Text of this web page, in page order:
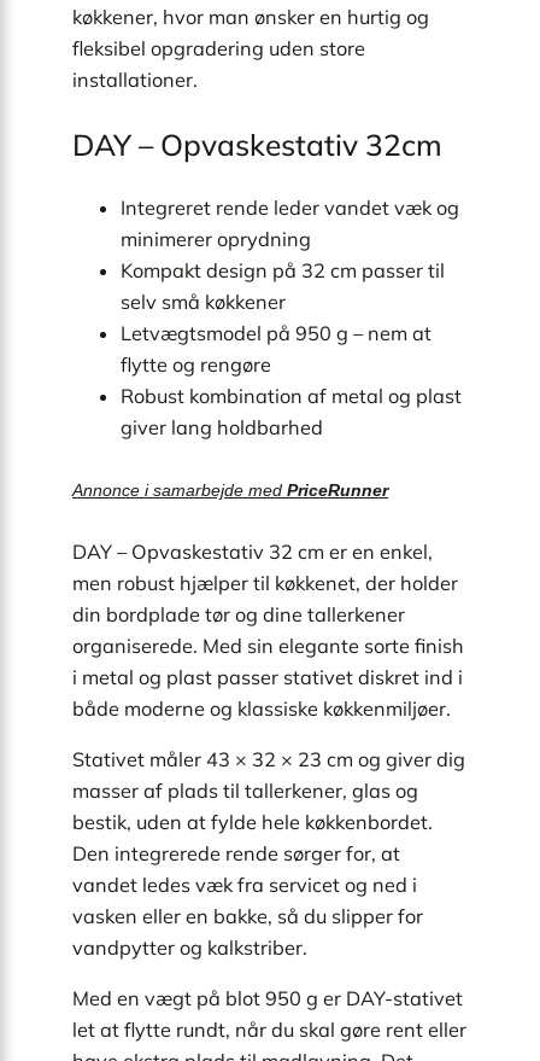
køkkener, hvor man ønsker en hurtig og
fleksibel opgradering uden store
installationer.
DAY – Opvaskestativ 32cm
Integreret rende leder vandet væk og
minimerer oprydning
Kompakt design på 32 cm passer til
selv små køkkener
Letvægtsmodel på 950 g – nem at
flytte og rengøre
Robust kombination af metal og plast
giver lang holdbarhed
Annonce i samarbejde med PriceRunner
DAY – Opvaskestativ 32 cm er en enkel,
men robust hjælper til køkkenet, der holder
din bordplade tør og dine tallerkener
organiserede. Med sin elegante sorte finish
i metal og plast passer stativet diskret ind i
både moderne og klassiske køkkenmiljøer.
Stativet måler 43 × 32 × 23 cm og giver dig
masser af plads til tallerkener, glas og
bestik, uden at fylde hele køkkenbordet.
Den integrerede rende sørger for, at
vandet ledes væk fra servicet og ned i
vasken eller en bakke, så du slipper for
vandpytter og kalkstriber.
Med en vægt på blot 950 g er DAY-stativet
let at flytte rundt, når du skal gøre rent eller